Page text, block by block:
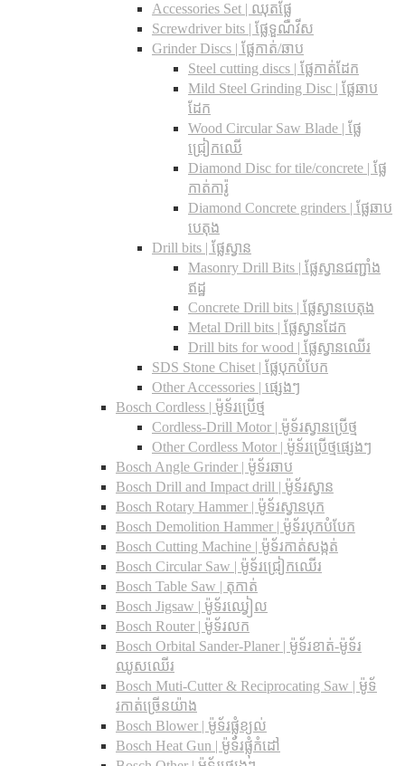
Accessories Set | ឈុតផ្លែ
Screwdriver bits | ផ្លែទួណឺវីស
Grinder Discs |​ ផ្លែកាត់/ឆាប
Steel cutting discs |​ ផ្លែកាត់ដែក
Mild Steel Grinding Disc | ផ្លែឆាប
ដែក
Wood Circular Saw Blade | ផ្លែ
ជ្រៀកឈើ
Diamond Disc for tile/concrete​ | ផ្លែ
កាត់ការ៉ូ
Diamond Concrete grinders | ផ្លែឆាប
បេតុង
Drill bits |​ ផ្លែស្វាន
Masonry Drill Bits |​ ផ្លែស្វានជញ្ជាំង
ឥដ្ឋ
Concrete Drill bits |​ ផ្លែស្វានបេតុង
Metal Drill bits |​ ផ្លែស្វានដែក
Drill bits for wood |​ ផ្លែស្វានឈើរ
SDS Stone Chiset |​ ផ្លែបុកបំបែក
Other Accessories | ផ្សេងៗ
Bosch Cordless | ម៉ូទ័រប្រើថ្ម
Cordless-Drill Motor | ម៉ូទ័រស្វានប្រើថ្ម
Other Cordless Motor | ម៉ូទ័រប្រើថ្មផ្សេងៗ
Bosch Angle Grinder | ម៉ូទ័រឆាប
Bosch Drill and Impact drill | ម៉ូទ័រស្វាន
Bosch Rotary Hammer | ម៉ូទ័រស្វានបុក
Bosch Demolition Hammer | ម៉ូទ័របុកបំបែក
Bosch Cutting Machine | ម៉ូទ័រកាត់សង្កត់
Bosch Circular Saw | ម៉ូទ័រជ្រៀកឈើរ
Bosch Table Saw | តុកាត់
Bosch Jigsaw | ម៉ូទ័រឈ្វៀល
Bosch Router | ម៉ូទ័រលក
Bosch Orbital Sander-Planer​ | ម៉ូទ័រខាត់-ម៉ូទ័រ
ឈូសឈើរ
Bosch Muti-Cutter & Reciprocating Saw​ | ម៉ូទ័
រកាត់ច្រើនយ៉ាង
Bosch Blower | ម៉ូទ័រផ្លុំខ្យល់
Bosch Heat Gun | ម៉ូទ័រផ្លុំកំដៅ